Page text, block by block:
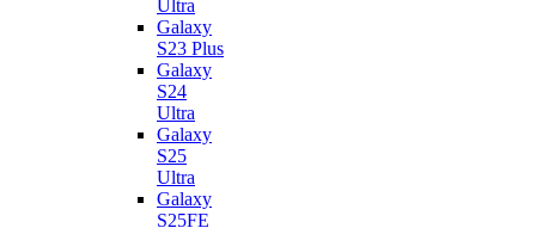
Ultra
Galaxy
S23 Plus
Galaxy
S24
Ultra
Galaxy
S25
Ultra
Galaxy
S25FE